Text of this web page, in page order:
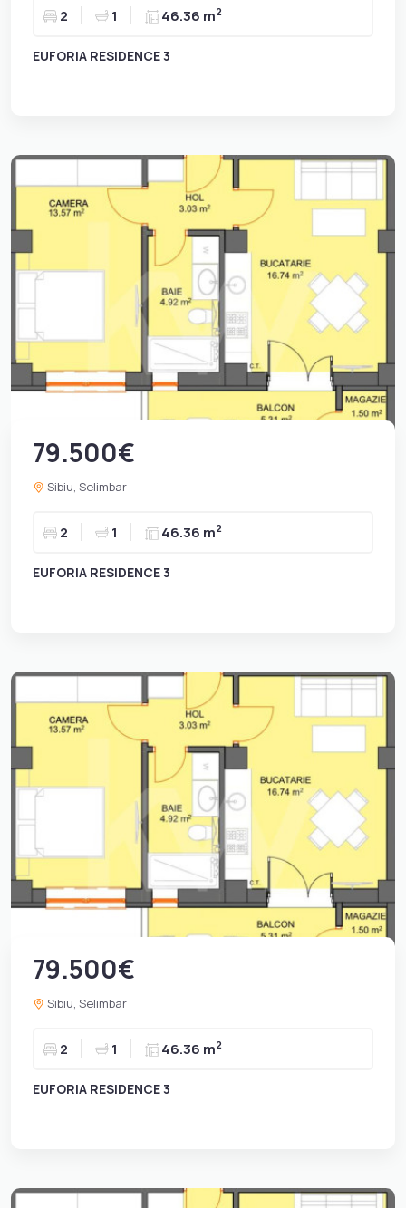
2 1 46.36 m2
EUFORIA RESIDENCE 3
79.500€
Sibiu, Selimbar
2 1 46.36 m2
EUFORIA RESIDENCE 3
79.500€
Sibiu, Selimbar
2 1 46.36 m2
EUFORIA RESIDENCE 3